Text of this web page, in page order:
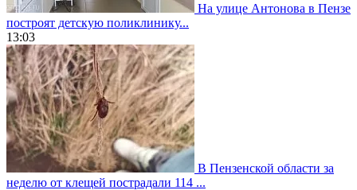
На улице Антонова в Пензе
построят детскую поликлинику...
13:03
В Пензенской области за
неделю от клещей пострадали 114 ...